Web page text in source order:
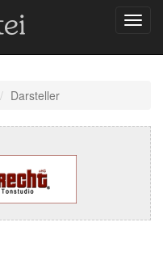
Darsteller